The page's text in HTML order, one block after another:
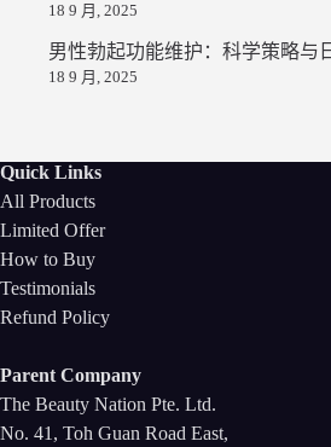
18 9 月, 2025
男性勃起功能维护：科学策略与
18 9 月, 2025
Quick Links
All Products
Limited Offer
How to Buy
Testimonials
Refund Policy
Parent Company
The Beauty Nation Pte. Ltd.
No. 41, Toh Guan Road East,